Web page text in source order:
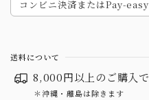
コンビニ決済またはPay-easy
送料について
8,000円以上のご購入で
＊沖縄・離島は除きます